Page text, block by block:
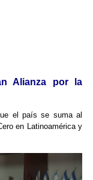
Alianza por la
el país se suma al
en Latinoamérica y